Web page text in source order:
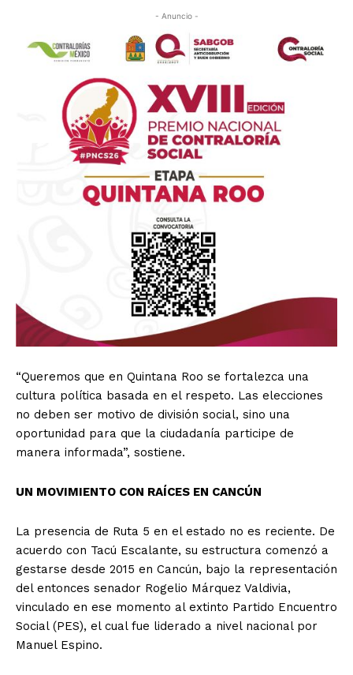
- Anuncio -
“Queremos que en Quintana Roo se fortalezca una
cultura política basada en el respeto. Las elecciones
no deben ser motivo de división social, sino una
oportunidad para que la ciudadanía participe de
manera informada”, sostiene.
UN MOVIMIENTO CON RAÍCES EN CANCÚN
La presencia de Ruta 5 en el estado no es reciente. De
acuerdo con Tacú Escalante, su estructura comenzó a
gestarse desde 2015 en Cancún, bajo la representación
del entonces senador Rogelio Márquez Valdivia,
vinculado en ese momento al extinto Partido Encuentro
Social (PES), el cual fue liderado a nivel nacional por
Manuel Espino.